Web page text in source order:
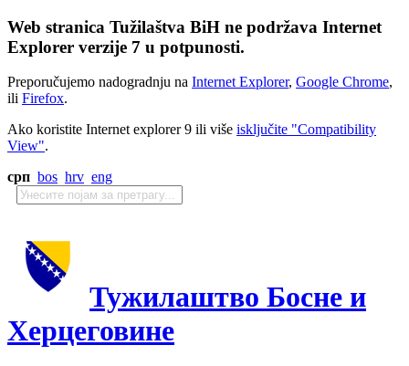
Web stranica Tužilaštva BiH ne podržava Internet
Explorer verzije 7 u potpunosti.
Preporučujemo nadogradnju na Internet Explorer, Google Chrome,
ili Firefox.
Ako koristite Internet explorer 9 ili više isključite "Compatibility
View".
срп bos hrv eng
Тужилаштво Босне и
Херцеговине